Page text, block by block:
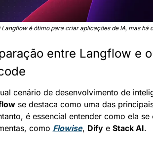
Langflow é ótimo para criar aplicações de IA, mas há
entre Langflow e
se destaca como uma das
é essencial entender como ela
como Flowise, Dify e Stack AI.